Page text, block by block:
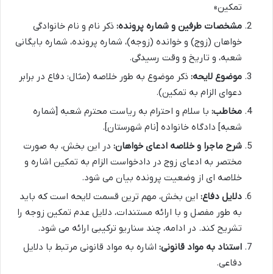
تمکین»
مشخصات طرفین و شماره پرونده: ذکر نام و نام خانوادگی
خواهان (زوج) و خوانده (زوجه)، شماره پرونده، شماره بایگانی
شعبه، و تاریخ و وقت رسیدگی.
موضوع لایحه: ذکر موضوع به طور خلاصه (مثال: دفاع در برابر
دعوای الزام به تمکین).
مخاطب: با سلام و احترام به ریاست محترم شعبه [شماره
شعبه] دادگاه خانواده [نام شهرستان].
شرح ماجرا و خلاصه ادعای خواهان: در این بخش، به صورت
مختصر به ادعای زوج در دادخواست الزام به تمکین اشاره و
خلاصه ای از وضعیت پرونده بیان می شود.
دلایل دفاع: این بخش، مهم ترین قسمت لایحه است که باید
به طور مفصل و با ارائه مستندات، دلایل عدم تمکین زوجه را
تشریح کند. در ادامه، چند سناریو ترکیبی ارائه می شود.
استناد به مواد قانونی: اشاره به مواد قانونی مرتبط با دلایل
دفاعی.